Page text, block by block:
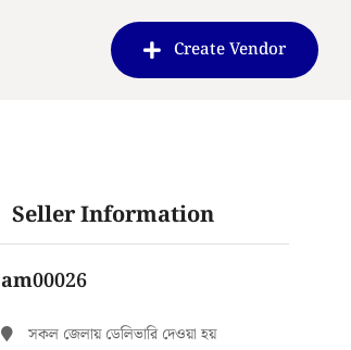
Create Vendor
Seller Information
am00026
সকল জেলায় ডেলিভারি দেওয়া হয়